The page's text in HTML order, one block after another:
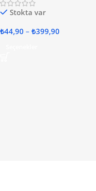
Stokta var
₺44,90 – ₺399,90